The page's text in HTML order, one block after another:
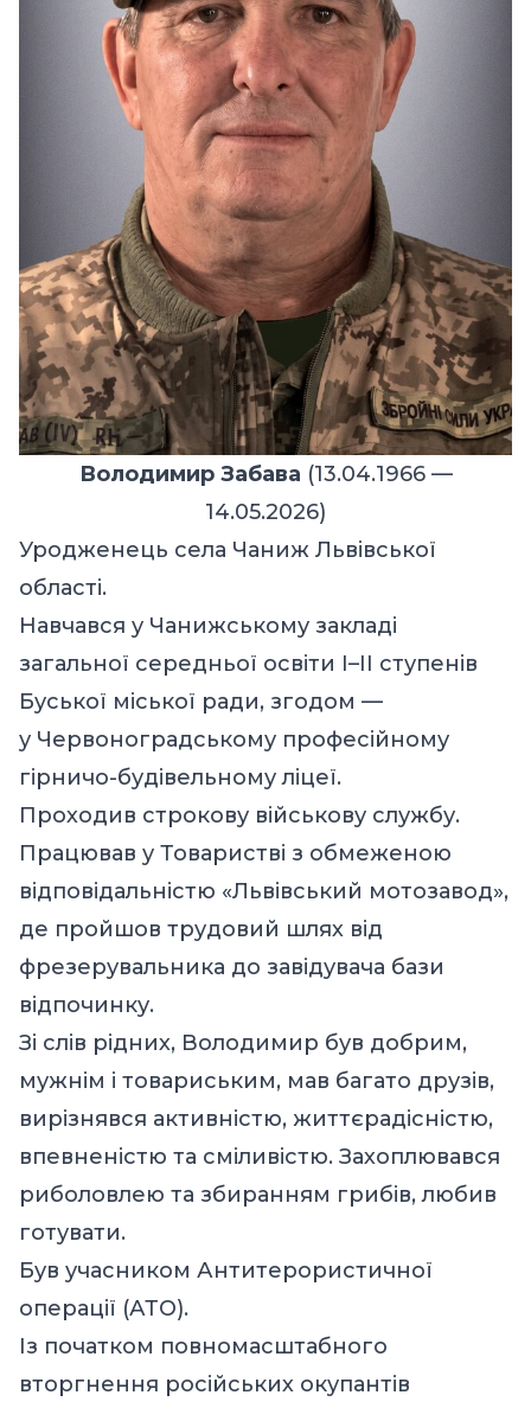
Володимир Забава (13.04.1966 —
14.05.2026)
Уродженець села Чаниж Львівської
області.
Навчався у Чанижському закладі
загальної середньої освіти І–ІІ ступенів
Буської міської ради, згодом —
у Червоноградському професійному
гірничо-будівельному ліцеї.
Проходив строкову військову службу.
Працював у Товаристві з обмеженою
відповідальністю «Львівський мотозавод»,
де пройшов трудовий шлях від
фрезерувальника до завідувача бази
відпочинку.
Зі слів рідних, Володимир був добрим,
мужнім і товариським, мав багато друзів,
вирізнявся активністю, життєрадісністю,
впевненістю та сміливістю. Захоплювався
риболовлею та збиранням грибів, любив
готувати.
Був учасником Антитерористичної
операції (АТО).
Із початком повномасштабного
вторгнення російських окупантів